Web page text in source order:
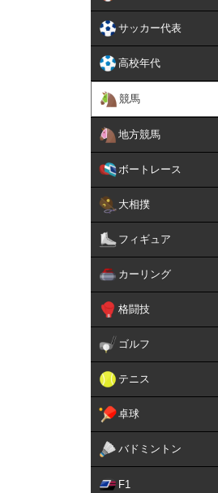
サッカー代表
高校年代
競馬
地方競馬
ボートレース
大相撲
フィギュア
カーリング
格闘技
ゴルフ
テニス
卓球
バドミントン
F1